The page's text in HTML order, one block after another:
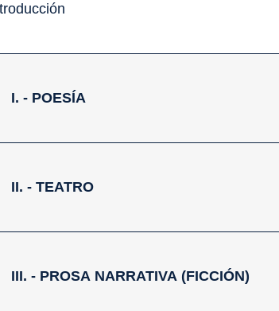
I. - POESÍA
II. - TEATRO
III. - PROSA NARRATIVA (FICCIÓN)